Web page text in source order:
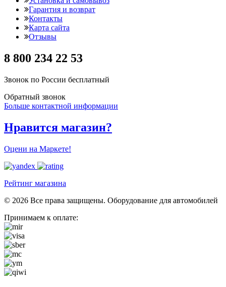
Гарантия и возврат
Контакты
Карта сайта
Отзывы
8 800 234 22 53
Звонок по России бесплатный
Обратный звонок
Больше контактной информации
Нравится магазин?
Оцени на Маркете!
Рейтинг магазина
© 2026 Все права защищены. Оборудование для автомобилей
Принимаем к оплате: